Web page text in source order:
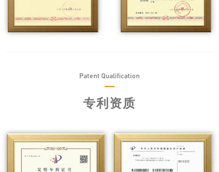
Patent Qualification
专利资质